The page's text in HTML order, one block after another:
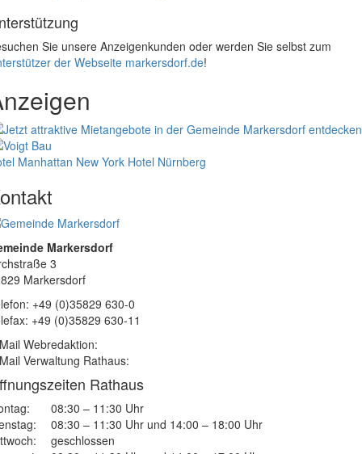
Sie unsere Anzeigenkunden oder werden Sie selbst zum
der Webseite markersdorf.de!
Manhattan New York Hotel Nürnberg
Markersdorf
3
Markersdorf
+49 (0)35829 630-0
+49 (0)35829 630-11
Webredaktion:
Verwaltung Rathaus:
Rathaus
08:30 – 11:30 Uhr
08:30 – 11:30 Uhr und 14:00 – 18:00 Uhr
geschlossen